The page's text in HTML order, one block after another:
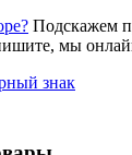
Подскажем
мы
знак